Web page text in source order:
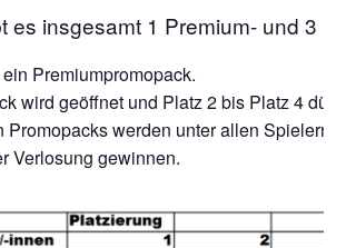
es insgesamt 1 Premium- und 3
Premiumpromopack.
wird geöffnet und Platz 2 bis Platz 4
Promopacks werden unter allen Spielern
Verlosung gewinnen.